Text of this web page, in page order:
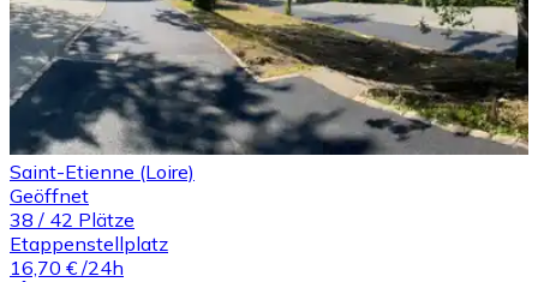
Saint-Etienne (Loire)
Geöffnet
38 / 42 Plätze
Etappenstellplatz
16,70 € /24h